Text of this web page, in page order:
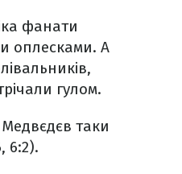
фанати
оплесками. А
гулом.
таки
6:2).